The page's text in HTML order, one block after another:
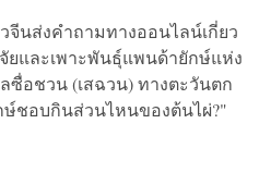
จีนส่งคำถามทางออนไลน์เกี่ยว
และเพาะพันธุ์แพนด้ายักษ์แห่ง
ซื่อชวน (เสฉวน) ทางตะวันตก
ษ์ชอบกินส่วนไหนของต้นไผ่?"